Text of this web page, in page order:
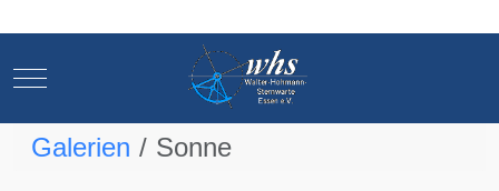
Mobile Menu Toggle
Galerien Sonne